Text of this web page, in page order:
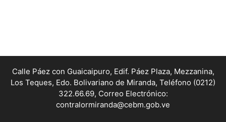
Calle Páez con Guaicaipuro, Edif. Páez Plaza, Mezzanina,
Los Teques, Edo. Bolivariano de Miranda, Teléfono (0212)
322.66.69, Correo Electrónico:
contralormiranda@cebm.gob.ve